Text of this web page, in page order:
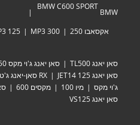
BMW C600
MP3 300
MP3 125
300 LT
סאן יאנג ג'וי מקס Zּ+ 250
ABS
RX סאן-יאנג ג'ט 4 מקסים 400
מקסים 600
סאן יאנג סימפוני